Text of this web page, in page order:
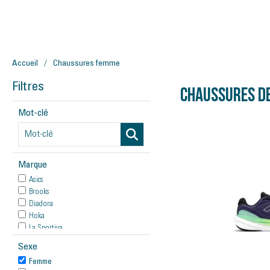
Accueil Chaussures femme
Filtres
Mot-clé
Marque
Asics
Brooks
Diadora
Hoka
La Sportiva
On Running
Sexe
Femme
Chaussures